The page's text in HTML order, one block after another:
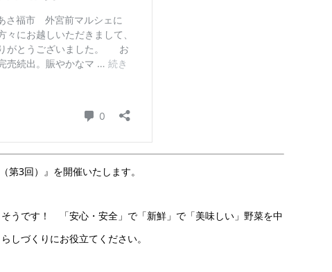
3回）』を開催いたします。
うです！ 「安心・安全」で「新鮮」で「美味しい」野菜を中
しづくりにお役立てください。